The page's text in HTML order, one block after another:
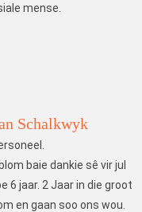
mense.
Schalkwyk
baie dankie sê vir jul
6 jaar. 2 Jaar in die groot
en gaan soo ons wou.